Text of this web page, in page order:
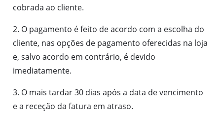
cobrada ao cliente.
2. O pagamento é feito de acordo com a escolha do
cliente, nas opções de pagamento oferecidas na loja
e, salvo acordo em contrário, é devido
imediatamente.
3. O mais tardar 30 dias após a data de vencimento
e a receção da fatura em atraso.